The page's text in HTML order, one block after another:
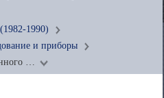
1990)
и приборы
…